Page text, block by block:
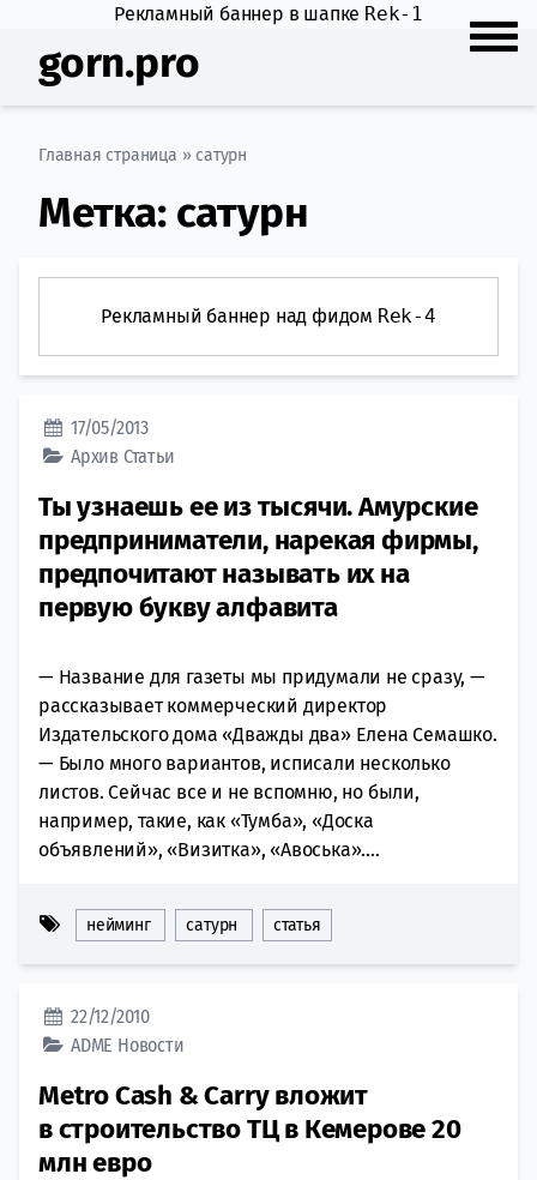
Рекламный баннер в шапке Rek-1
gorn.pro
Главная страница » сатурн
Метка: сатурн
Рекламный баннер над фидом Rek-4
17/05/2013
Архив Статьи
Ты узнаешь ее из тысячи. Амурские
предприниматели, нарекая фирмы,
предпочитают называть их на
первую букву алфавита
— Название для газеты мы придумали не сразу, —
рассказывает коммерческий директор
Издательского дома «Дважды два» Елена Семашко.
— Было много вариантов, исписали несколько
листов. Сейчас все и не вспомню, но были,
например, такие, как «Тумба», «Доска
объявлений», «Визитка», «Авоська»....
нейминг сатурн статья
22/12/2010
ADME Новости
Metro Cash & Carry вложит
в строительство ТЦ в Кемерове 20
млн евро